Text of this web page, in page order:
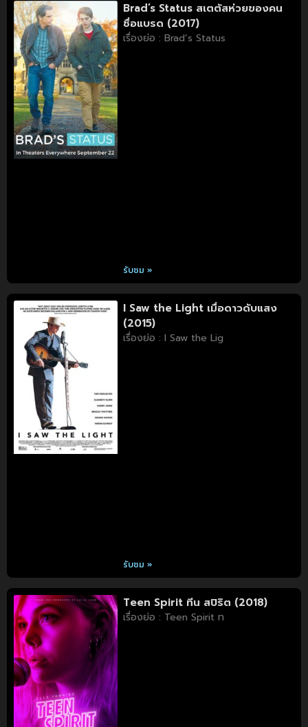
Brad’s Status สเตตัสห่วยของคน
ชื่อแบรด (2017)
เรื่องย่อ : Brad’s Status
รับชม »
I Saw the Light เมื่อดาวดับแสง
(2015)
เรื่องย่อ : I Saw the Lig
รับชม »
Teen Spirit ทีน สปิริต (2018)
เรื่องย่อ : Teen Spirit ท